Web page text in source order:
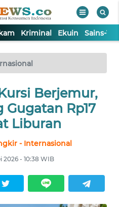
Kriminal Ekuin Sains-
Berjemur,
Gugatan Rp17
Liburan
- Internasional
2026 - 10:38 WIB